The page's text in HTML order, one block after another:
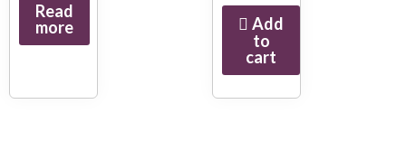
Read
more
Add
to
cart